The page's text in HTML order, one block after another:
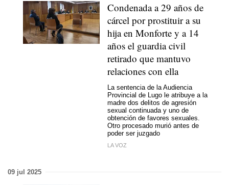
Condenada a 29 años de
cárcel por prostituir a su
hija en Monforte y a 14
años el guardia civil
retirado que mantuvo
relaciones con ella
La sentencia de la Audiencia
Provincial de Lugo le atribuye a la
madre dos delitos de agresión
sexual continuada y uno de
obtención de favores sexuales.
Otro procesado murió antes de
poder ser juzgado
LA VOZ
09 jul 2025